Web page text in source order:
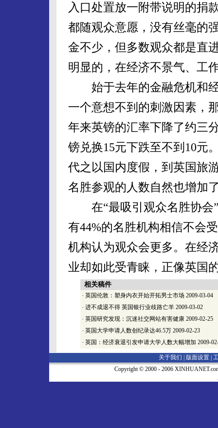
入口处置放一附带说明的捐
都随观众意愿，没有丝毫的
金不少，但多数观众都是直
明显的，在经济不景气、工
始于去年的金融危机和经
一个意想不到的刺激因素，
年来英镑的汇率下降了约三
镑兑换15元下跌至不到10元
代之以国内度假，到英国旅
名胜参观的人数自然也增加
在“最吸引观众名胜协会”
有44%的名胜机构相信不会
机构认为观众会更多。在经
业却如此受青睐，正像英国
相关稿件
· 英国伦敦：塑身内衣开始开拓男士市场 2009-03-04
· 进不成退不得 英国银行业歧路亡羊 2009-03-02
· 英国研究发现：沉迷社交网站有害健康 2009-02-25
· 英国大学申请人数创纪录达46.5万 2009-02-23
· 英国：经济衰退引发申请大学人数大幅增加 2009-
关于我们 | 版面设置
Copyright © 2000 - 2006